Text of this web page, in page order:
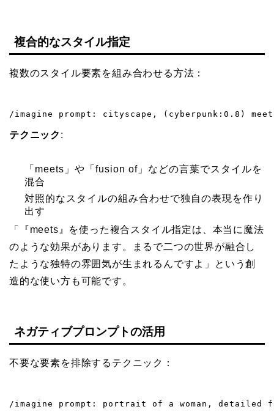
複合的なスタイル指定
複数のスタイル要素を組み合わせる方法：
/imagine prompt: cityscape, (cyberpunk:0.8)
テクニック :
「meets」や「fusion of」などの言葉でスタイルを
混合
対照的なスタイルの組み合わせで独自の表現を作り
出す
「『meets』を使った複合スタイル指定は、本当に魔法
のような効果があります。まるで二つの世界が融合し
たような独特の雰囲気が生まれるんですよ」という創
造的な使い方も可能です。
ネガティブプロンプトの活用
不要な要素を排除するテクニック：
/imagine prompt: portrait of a woman, detailed